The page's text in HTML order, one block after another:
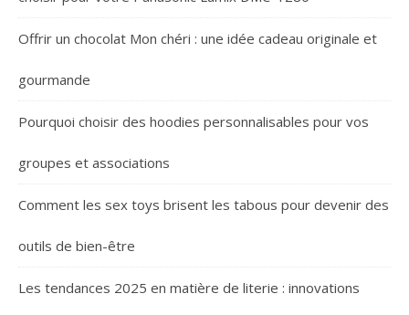
Offrir un chocolat Mon chéri : une idée cadeau originale et
gourmande
Pourquoi choisir des hoodies personnalisables pour vos
groupes et associations
Comment les sex toys brisent les tabous pour devenir des
outils de bien-être
Les tendances 2025 en matière de literie : innovations